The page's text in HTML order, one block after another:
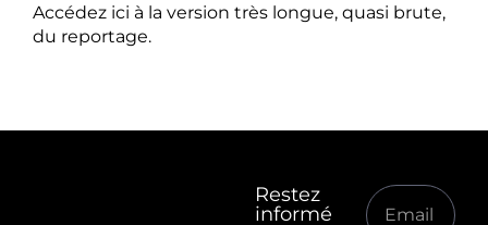
Accédez ici à la version très longue, quasi brute,
du reportage.
Restez
informé